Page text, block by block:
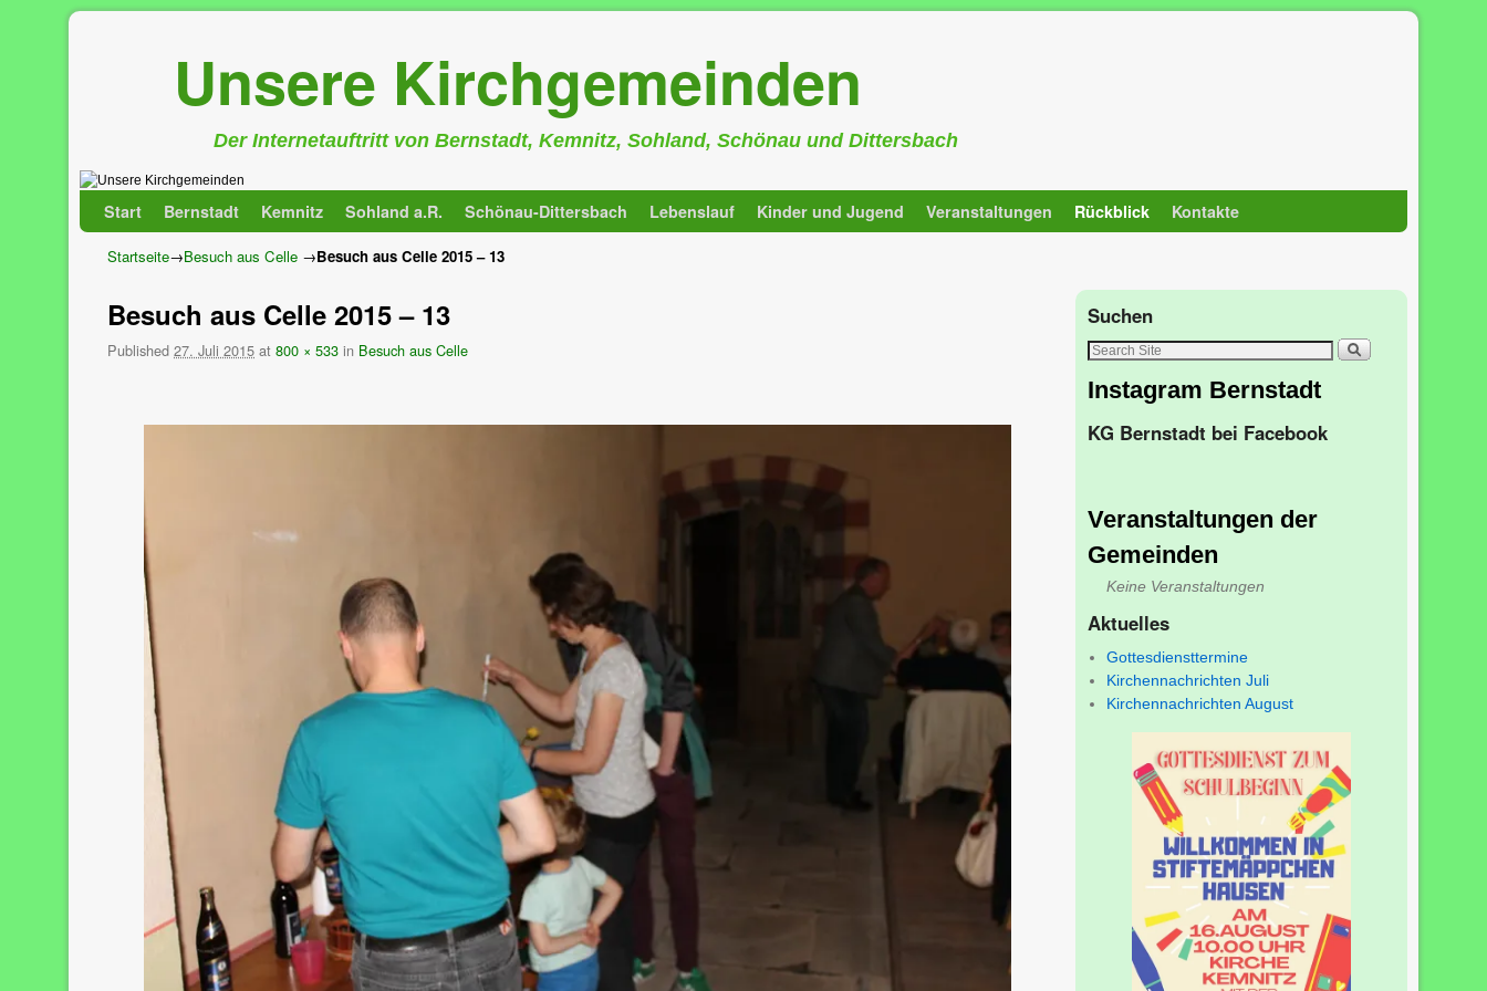
Unsere Kirchgemeinden
Der Internetauftritt von Bernstadt, Kemnitz, Sohland, Schönau und Dittersbach
Start Bernstadt Kemnitz Sohland a.R. Schönau-Dittersbach Lebenslauf Kinder und Jugend Veranstaltungen Rückblick Kontakte
Startseite→Besuch aus Celle →Besuch aus Celle 2015 – 13
Besuch aus Celle 2015 – 13
Published 27. Juli 2015 at 800 × 533 in Besuch aus Celle
Suchen
Instagram Bernstadt
KG Bernstadt bei Facebook
Veranstaltungen der
Gemeinden
Keine Veranstaltungen
Aktuelles
Gottesdiensttermine
Kirchennachrichten Juli
Kirchennachrichten August